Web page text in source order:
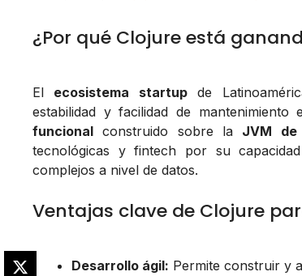
¿Por qué Clojure está
El ecosistema startupde
estabilidad y facilidad de mantenimiento
funcional construido sobre la JVM de
tecnológicas y fintech por su
complejos a nivel de datos.
Ventajas clave de Clojure
Desarrollo ágil: Permite construir y